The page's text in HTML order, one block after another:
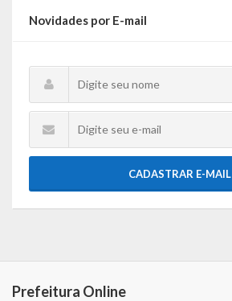
Novidades por E-mail
CADASTRAR E-MAIL
Prefeitura Online